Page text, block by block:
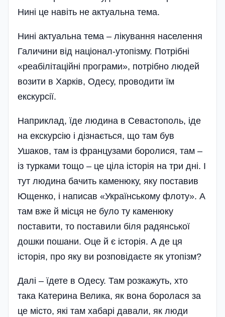
Нині це навіть не актуальна тема.
Нині актуальна тема – лікування населення
Галичини від націонал-утопізму. Потрібні
«реабілітаційні програми», потрібно людей
возити в Харків, Одесу, проводити їм
екскурсії.
Наприклад, їде людина в Севастополь, іде
на екскурсію і дізнається, що там був
Ушаков, там із французами боролися, там –
із турками тощо – це ціла історія на три дні. І
тут людина бачить каменюку, яку поставив
Ющенко, і написав «Українському флоту». А
там вже й місця не було ту каменюку
поставити, то поставили біля радянської
дошки пошани. Оце й є історія. А де ця
історія, про яку ви розповідаєте як утопізм?
Далі – їдете в Одесу. Там розкажуть, хто
така Катерина Велика, як вона боролася за
це місто, які там хабарі давали, як люди